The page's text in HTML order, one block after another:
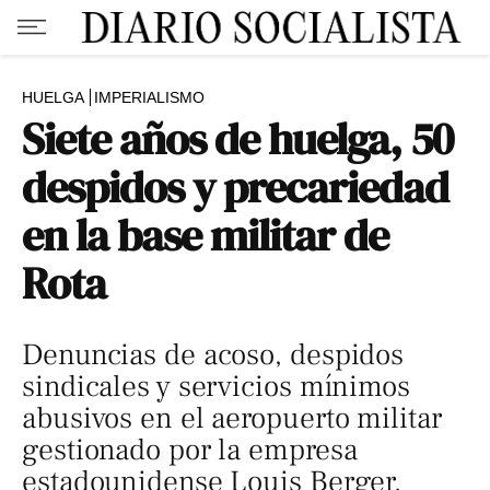
HUELGA IMPERIALISMO
Siete años de huelga, 50
despidos y precariedad
en la base militar de
Rota
Denuncias de acoso, despidos
sindicales y servicios mínimos
abusivos en el aeropuerto militar
gestionado por la empresa
estadounidense Louis Berger.